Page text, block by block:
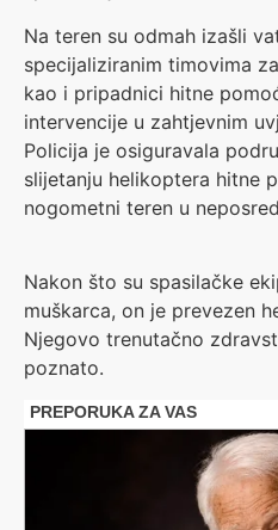
Na teren su odmah izašli
specijaliziranim timovima
kao i pripadnici hitne
intervencije u zahtjevnim
Policija je osiguravala
slijetanju helikoptera hitne
nogometni teren u
Nakon što su spasilačke
muškarca, on je prevezen
Njegovo trenutačno
poznato.